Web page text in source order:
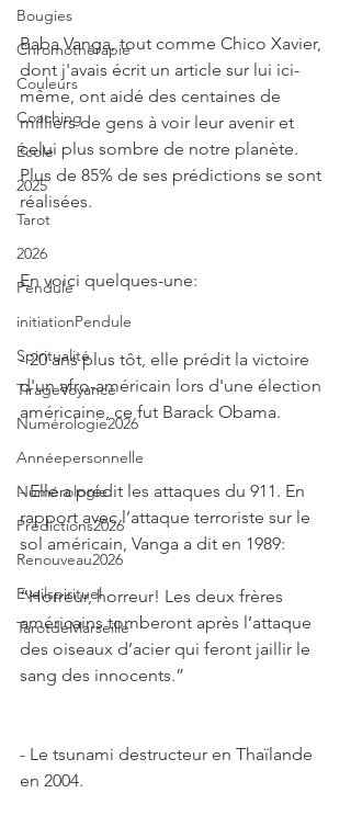
Bougies
Chromothérapie
Couleurs
Coaching
École
2025
Tarot
2026
Pendule
initiationPendule
Spiritualité
TirageVoyance
Numérologie2026
Annéepersonnelle
Numérologie
Prédictions2026
Renouveau2026
Eveilspirituel
TarotdeMarseille
Baba Vanga, tout comme Chico Xavier,
dont j'avais écrit un article sur lui ici-
même, ont aidé des centaines de
milliers de gens à voir leur avenir et
celui plus sombre de notre planète.
Plus de 85% de ses prédictions se sont
réalisées.
En voici quelques-une:
- 20 ans plus tôt, elle prédit la victoire
d'un afro-américain lors d'une élection
américaine, ce fut Barack Obama.
- Elle a prédit les attaques du 911. En
rapport avec l’attaque terroriste sur le
sol américain, Vanga a dit en 1989:
“Horreur, horreur! Les deux frères
américains tomberont après l’attaque
des oiseaux d’acier qui feront jaillir le
sang des innocents.”
- Le tsunami destructeur en Thaïlande
en 2004.